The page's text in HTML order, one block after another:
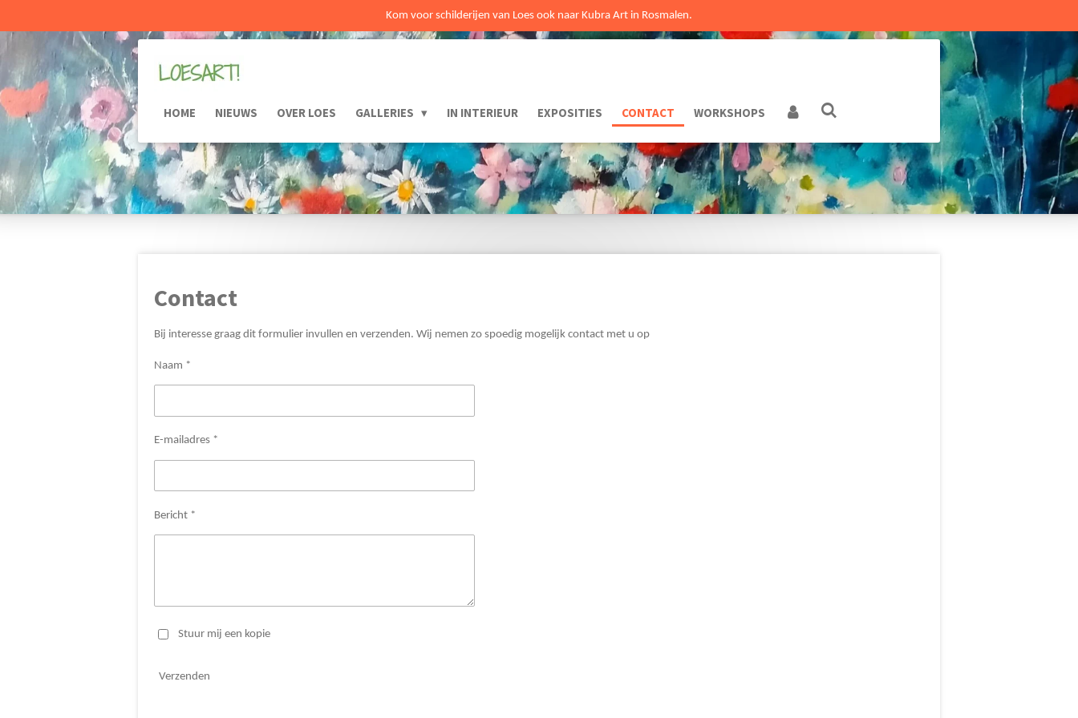
direct
de
hoofdinhoud
Kom voor schilderijen van Loes ook naar Kubra Art in Rosmalen.
HOME NIEUWS OVER LOES GALLERIES IN INTERIEUR EXPOSITIES CONTACT WORKSHOPS
Contact
Bij interesse graag dit formulier invullen en verzenden. Wij nemen zo spoedig mogelijk contact met u op
Naam *
E-mailadres *
Bericht *
Stuur mij een kopie
Verzenden